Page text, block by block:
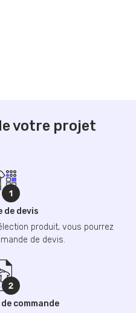
votre projet
de devis
produit, vous pourrez
de devis.
commande